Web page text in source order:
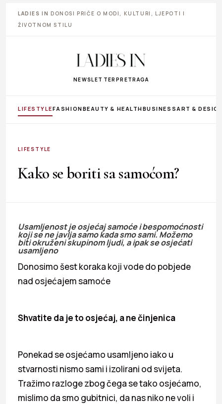
LADIES IN DONOSI PRIČE O MODI, KULTURI, LJEPOTI I
ŽIVOTNOM STILU
NEWSLETTER PRETRAGA
LIFESTYLEFASHIONBEAUTY & HEALTHBUSINESS ART &
LIFESTYLE
Kako se boriti sa samoćom?
Usamljenost je osjećaj samoće i bespomoćnosti
koji se ne javlja samo kada smo sami. Možemo
biti okruženi skupinom ljudi, a ipak se osjećati
usamljeno
Donosimo šest koraka koji vode do pobjede
nad osjećajem samoće
Shvatite da je to osjećaj, a ne činjenica
Ponekad se osjećamo usamljeno iako u
stvarnosti nismo sami i izolirani od svijeta.
Tražimo razloge zbog čega se tako osjećamo,
mislimo da smo gubitnici, da nas niko ne voli i